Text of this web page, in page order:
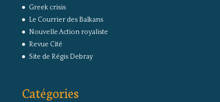
Greek crisis
Le Courrier des Balkans
Nouvelle Action royaliste
Revue Cité
Site de Régis Debray
Catégories